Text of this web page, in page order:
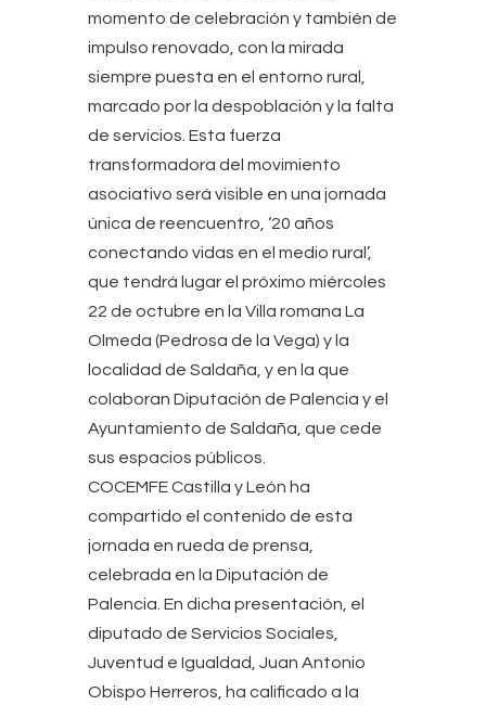
momento de celebración y también de
impulso renovado, con la mirada
siempre puesta en el entorno rural,
marcado por la despoblación y la falta
de servicios. Esta fuerza
transformadora del movimiento
asociativo será visible en una jornada
única de reencuentro, ‘20 años
conectando vidas en el medio rural’,
que tendrá lugar el próximo miércoles
22 de octubre en la Villa romana La
Olmeda (Pedrosa de la Vega) y la
localidad de Saldaña, y en la que
colaboran Diputación de Palencia y el
Ayuntamiento de Saldaña, que cede
sus espacios públicos.
COCEMFE Castilla y León ha
compartido el contenido de esta
jornada en rueda de prensa,
celebrada en la Diputación de
Palencia. En dicha presentación, el
diputado de Servicios Sociales,
Juventud e Igualdad, Juan Antonio
Obispo Herreros, ha calificado a la